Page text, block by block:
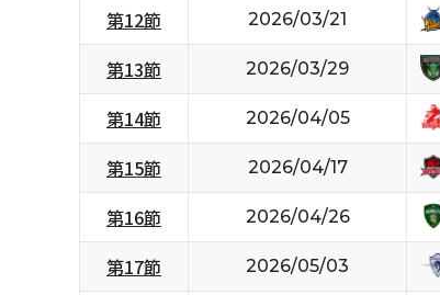
第12節 2026/03/21
第13節 2026/03/29
第14節 2026/04/05
第15節 2026/04/17
第16節 2026/04/26
第17節 2026/05/03